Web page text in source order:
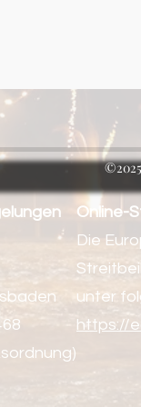
Online-
Die
unter
https://